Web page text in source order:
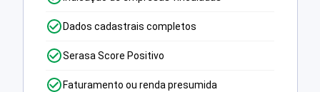
Dados cadastrais completos
Serasa Score Positivo
Faturamento ou renda presumida